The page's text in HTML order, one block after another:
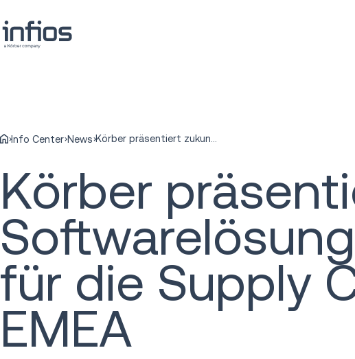
Info Center News
Körber
für die Supply
EMEA